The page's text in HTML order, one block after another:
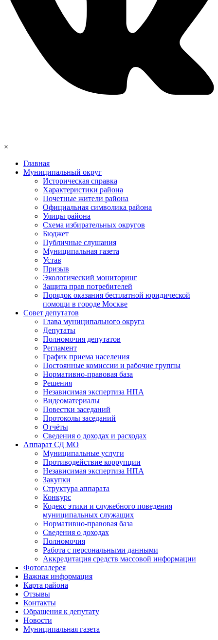
×
Главная
Муниципальный округ
Историческая справка
Характеристики района
Почетные жители района
Официальная символика района
Улицы района
Схема избирательных округов
Бюджет
Публичные слушания
Муниципальная газета
Устав
Призыв
Экологический мониторинг
Защита прав потребителей
Порядок оказания бесплатной юридической
помощи в городе Москве
Совет депутатов
Глава муниципального округа
Депутаты
Полномочия депутатов
Регламент
График приема населения
Постоянные комиссии и рабочие группы
Нормативно-правовая база
Решения
Независимая экспертиза НПА
Видеоматериалы
Повестки заседаний
Протоколы заседаний
Отчёты
Сведения о доходах и расходах
Аппарат СД МО
Муниципальные услуги
Противодействие коррупции
Независимая экспертиза НПА
Закупки
Структура аппарата
Конкурс
Кодекс этики и служебного поведения
муниципальных служащих
Нормативно-правовая база
Сведения о доходах
Полномочия
Работа с персональными данными
Аккредитация средств массовой информации
Фотогалерея
Важная информация
Карта района
Отзывы
Контакты
Обращения к депутату
Новости
Муниципальная газета